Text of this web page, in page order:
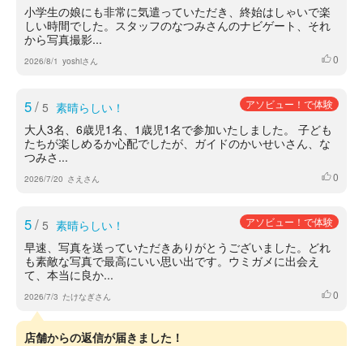
小学生の娘にも非常に気遣っていただき、終始はしゃいで楽
しい時間でした。スタッフのなつみさんのナビゲート、それ
から写真撮影...
2026/8/1 yoshiさん いいね
0
5/ 5 素晴らしい！ アソビュー！で体験
大人3名、6歳児1名、1歳児1名で参加いたしました。 子ども
たちが楽しめるか心配でしたが、ガイドのかいせいさん、な
つみさ...
2026/7/20 さえさん いいね
0
5/ 5 素晴らしい！ アソビュー！で体験
早速、写真を送っていただきありがとうございました。どれ
も素敵な写真で最高にいい思い出です。ウミガメに出会え
て、本当に良か...
2026/7/3 たけなぎさん いいね
0
店舗からの返信が届きました！